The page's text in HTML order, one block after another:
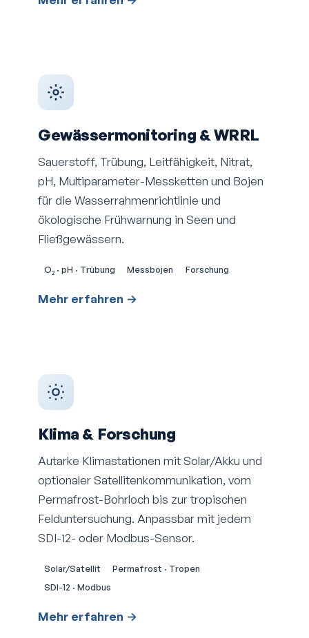
Gewässer­monitoring & WRRL
Sauerstoff, Trübung, Leitfähigkeit, Nitrat,
pH, Multiparameter-Messketten und Bojen
für die Wasserrahmen­richtlinie und
ökologische Frühwarnung in Seen und
Fließgewässern.
O₂ · pH · Trübung Messbojen Forschung
Mehr erfahren →
Klima & Forschung
Autarke Klima­stationen mit Solar/Akku und
optionaler Satelliten­kommunikation, vom
Permafrost-Bohrloch bis zur tropischen
Felduntersuchung. Anpassbar mit jedem
SDI-12- oder Modbus-Sensor.
Solar/Satellit
Permafrost · Tropen
SDI-12 · Modbus
Mehr erfahren →